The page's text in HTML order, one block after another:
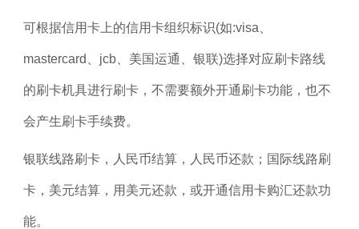
可根据信用卡上的信用卡组织标识(如:visa、
mastercard、jcb、美国运通、银联)选择对应刷卡路线
的刷卡机具进行刷卡，不需要额外开通刷卡功能，也不
会产生刷卡手续费。
银联线路刷卡，人民币结算，人民币还款；国际线路刷
卡，美元结算，用美元还款，或开通信用卡购汇还款功
能。